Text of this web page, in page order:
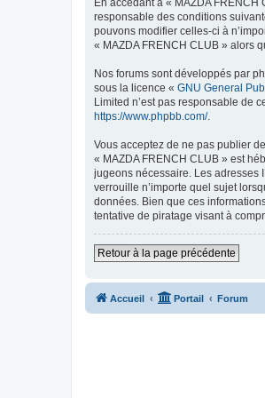
En accédant à « MAZDA
responsable des conditions
pouvons modifier celles-ci à
« MAZDA FRENCH CLUB » alors
Nos forums sont développés par
sous la licence « GNU General
Limited n’est pas responsable de
https://www.phpbb.com/.
Vous acceptez de ne pas publier
« MAZDA FRENCH CLUB » est
jugeons nécessaire. Les adresses
verrouille n’importe quel sujet
données. Bien que ces
tentative de piratage visant à
Retour à la page précédente
Accueil Portail Forum